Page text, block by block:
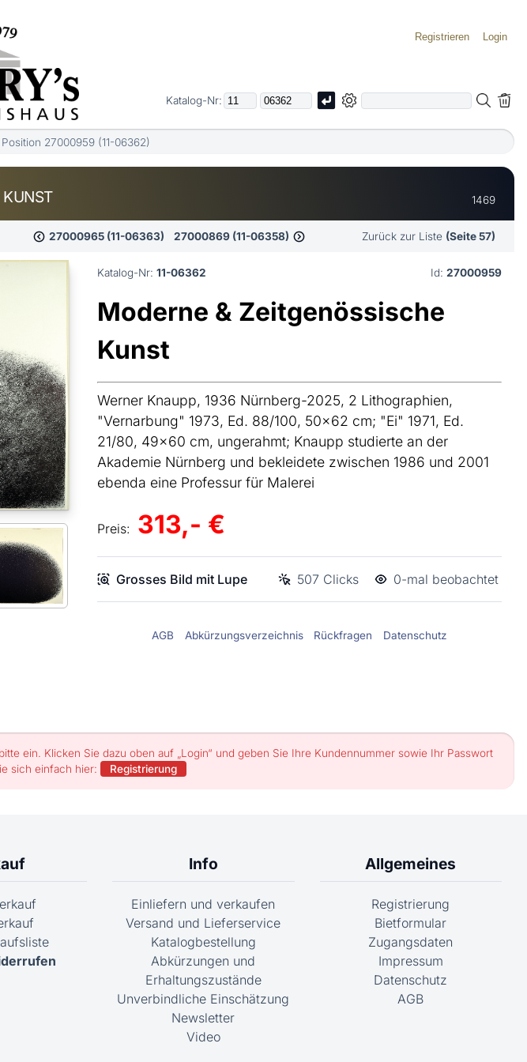
Registrieren Login
Katalog-Nr:
Position 27000959 (11-06362)
KUNST 1469
27000965 (11-06363) 27000869 (11-06358) Zurück zur Liste (Seite 57)
Katalog-Nr: 11-06362 Id: 27000959
Moderne & Zeitgenössische
Kunst
Werner Knaupp, 1936 Nürnberg-2025, 2 Lithographien,
"Vernarbung" 1973, Ed. 88/100, 50x62 cm; "Ei" 1971, Ed.
21/80, 49x60 cm, ungerahmt; Knaupp studierte an der
Akademie Nürnberg und bekleidete zwischen 1986 und 2001
ebenda eine Professur für Malerei
Preis: 313,- €
Grosses Bild mit Lupe 507 Clicks 0-mal beobachtet
AGB Abkürzungsverzeichnis Rückfragen Datenschutz
ein. Klicken Sie dazu oben auf „Login“ und geben Sie Ihre Kundennummer sowie Ihr Passwort
sich einfach hier:
Registrierung
Info
Einliefern und verkaufen
Versand und Lieferservice
Katalogbestellung
Abkürzungen und
Erhaltungszustände
Unverbindliche Einschätzung
Newsletter
Video
Allgemeines
Registrierung
Bietformular
Zugangsdaten
Impressum
Datenschutz
AGB